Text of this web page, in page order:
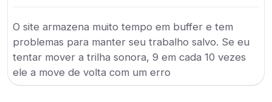
O site armazena muito tempo em buffer e tem
problemas para manter seu trabalho salvo. Se eu
tentar mover a trilha sonora, 9 em cada 10 vezes
ele a move de volta com um erro